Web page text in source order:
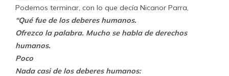
Podemos terminar, con lo que decía Nicanor Parra,
“Qué fue de los deberes humanos.
Ofrezco la palabra. Mucho se habla de derechos
humanos.
Poco
Nada casi de los deberes humanos: